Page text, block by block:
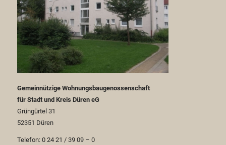
Gemeinnützige Wohnungsbaugenossenschaft
für Stadt und Kreis Düren eG
Grüngürtel 31
52351 Düren
Telefon: 0 24 21 / 39 09 – 0